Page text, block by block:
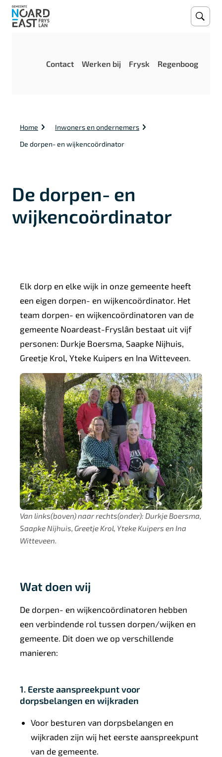
Open
e
Contact Werken bij Frysk Regenboog
K
u
p
a
Home
Inwoners en ondernemers
De dorpen- en wijkencoördinator
De dorpen- en
wijkencoördinator
Elk dorp en elke wijk in onze gemeente heeft
een eigen dorpen- en wijkencoördinator. Het
team dorpen- en wijkencoördinatoren van de
gemeente Noardeast-Fryslân bestaat uit vijf
personen: Durkje Boersma, Saapke Nijhuis,
Greetje Krol, Yteke Kuipers en Ina Witteveen.
Van links(boven) naar rechts(onder): Durkje Boersma,
Saapke Nijhuis, Greetje Krol, Yteke Kuipers en Ina
Witteveen.
Wat doen wij
De dorpen- en wijkencoördinatoren hebben
een verbindende rol tussen dorpen/wijken en
gemeente. Dit doen we op verschillende
manieren:
1. Eerste aanspreekpunt voor
dorpsbelangen en wijkraden
Voor besturen van dorpsbelangen en
wijkraden zijn wij het eerste aanspreekpunt
van de gemeente.